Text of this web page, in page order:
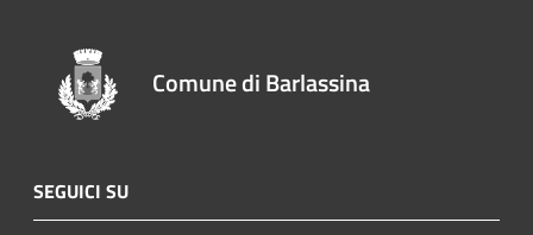
Comune di Barlassina
SEGUICI SU